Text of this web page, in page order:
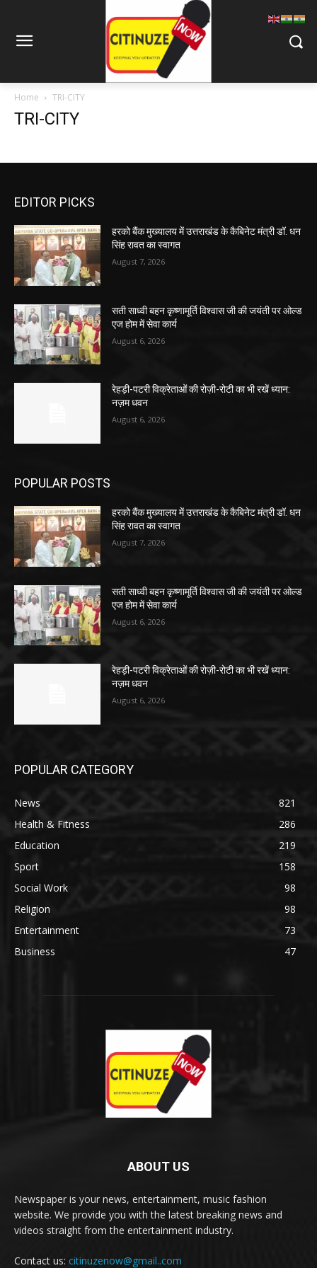
Home TRI-CITY
TRI-CITY
EDITOR PICKS
हरको बैंक मुख्यालय में उत्तराखंड के कैबिनेट मंत्री डॉ. धन
सिंह रावत का स्वागत
August 7, 2026
सती साध्वी बहन कृष्णामूर्ति विश्वास जी की जयंती पर ओल्ड
एज होम में सेवा कार्य
August 6, 2026
रेहड़ी-पटरी विक्रेताओं की रोज़ी-रोटी का भी रखें ध्यान:
नज़म धवन
August 6, 2026
POPULAR POSTS
हरको बैंक मुख्यालय में उत्तराखंड के कैबिनेट मंत्री डॉ. धन
सिंह रावत का स्वागत
August 7, 2026
सती साध्वी बहन कृष्णामूर्ति विश्वास जी की जयंती पर ओल्ड
एज होम में सेवा कार्य
August 6, 2026
रेहड़ी-पटरी विक्रेताओं की रोज़ी-रोटी का भी रखें ध्यान:
नज़म धवन
August 6, 2026
POPULAR CATEGORY
News
821
Health & Fitness
286
Education
219
Sport
158
Social Work
98
Religion
98
Entertainment
73
Business
47
ABOUT US
Newspaper is your news, entertainment, music fashion
website. We provide you with the latest breaking news and
videos straight from the entertainment industry.
Contact us: citinuzenow@gmail..com